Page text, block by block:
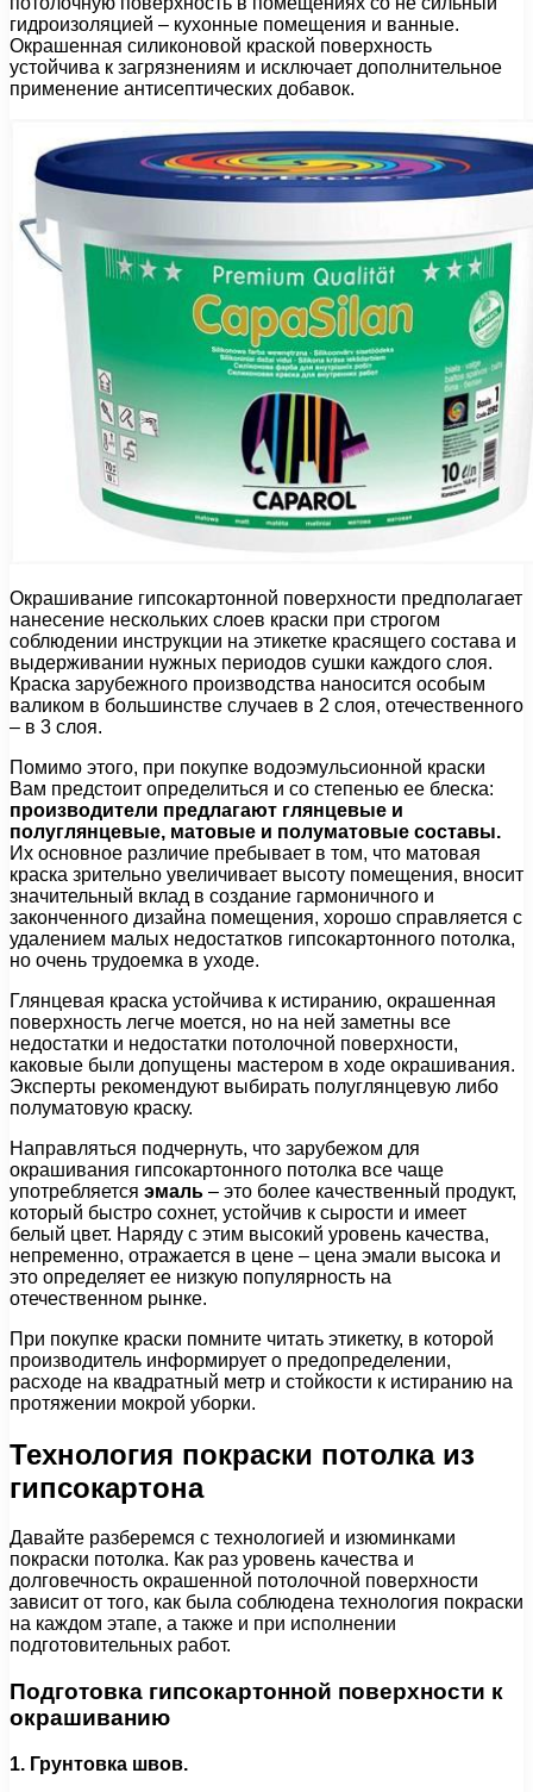
гидроизоляцией – кухонные помещения и ванные.
Окрашенная силиконовой краской поверхность
устойчива к загрязнениям и исключает дополнительное
применение антисептических добавок.
Окрашивание гипсокартонной поверхности предполагает
нанесение нескольких слоев краски при строгом
соблюдении инструкции на этикетке красящего состава и
выдерживании нужных периодов сушки каждого слоя.
Краска зарубежного производства наносится особым
валиком в большинстве случаев в 2 слоя, отечественного
– в 3 слоя.
Помимо этого, при покупке водоэмульсионной краски
Вам предстоит определиться и со степенью ее блеска:
производители предлагают глянцевые и
полуглянцевые, матовые и полуматовые составы.
Их основное различие пребывает в том, что матовая
краска зрительно увеличивает высоту помещения, вносит
значительный вклад в создание гармоничного и
законченного дизайна помещения, хорошо справляется с
удалением малых недостатков гипсокартонного потолка,
но очень трудоемка в уходе.
Глянцевая краска устойчива к истиранию, окрашенная
поверхность легче моется, но на ней заметны все
недостатки и недостатки потолочной поверхности,
каковые были допущены мастером в ходе окрашивания.
Эксперты рекомендуют выбирать полуглянцевую либо
полуматовую краску.
Направляться подчернуть, что зарубежом для
окрашивания гипсокартонного потолка все чаще
употребляется эмаль – это более качественный продукт,
который быстро сохнет, устойчив к сырости и имеет
белый цвет. Наряду с этим высокий уровень качества,
непременно, отражается в цене – цена эмали высока и
это определяет ее низкую популярность на
отечественном рынке.
При покупке краски помните читать этикетку, в которой
производитель информирует о предопределении,
расходе на квадратный метр и стойкости к истиранию на
протяжении мокрой уборки.
Технология покраски потолка из
гипсокартона
Давайте разберемся с технологией и изюминками
покраски потолка. Как раз уровень качества и
долговечность окрашенной потолочной поверхности
зависит от того, как была соблюдена технология покраски
на каждом этапе, а также и при исполнении
подготовительных работ.
Подготовка гипсокартонной поверхности к
окрашиванию
1. Грунтовка швов.